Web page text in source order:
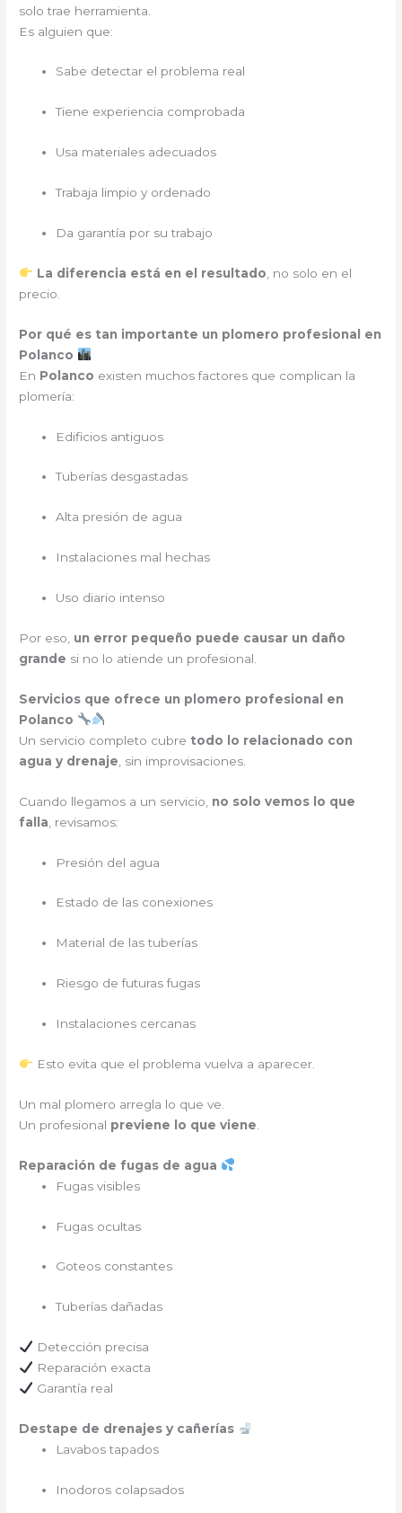
solo trae herramienta.
Es alguien que:
Sabe detectar el problema real
Tiene experiencia comprobada
Usa materiales adecuados
Trabaja limpio y ordenado
Da garantía por su trabajo
La diferencia está en el resultado , no solo en el
precio.
Por qué es tan importante un plomero profesional en
Polanco
En Polanco existen muchos factores que complican la
plomería:
Edificios antiguos
Tuberías desgastadas
Alta presión de agua
Instalaciones mal hechas
Uso diario intenso
Por eso, un error pequeño puede causar un daño
grande si no lo atiende un profesional.
Servicios que ofrece un plomero profesional en
Polanco
Un servicio completo cubre todo lo relacionado con
agua y drenaje , sin improvisaciones.
Cuando llegamos a un servicio, no solo vemos lo que
falla , revisamos:
Presión del agua
Estado de las conexiones
Material de las tuberías
Riesgo de futuras fugas
Instalaciones cercanas
Esto evita que el problema vuelva a aparecer.
Un mal plomero arregla lo que ve.
Un profesional previene lo que viene
Reparación de fugas de agua
Fugas visibles
Fugas ocultas
Goteos constantes
Tuberías dañadas
Detección precisa
Reparación exacta
Garantía real
Destape de drenajes y cañerías
Lavabos tapados
Inodoros colapsados